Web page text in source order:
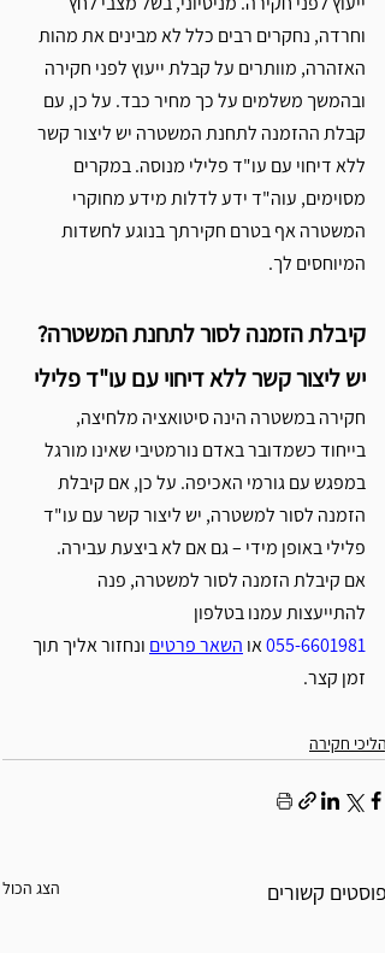
וחרדה, נחקרים רבים כלל לא מבינים את מהות
האזהרה, מוותרים על קבלת ייעוץ לפני חקירה
ובהמשך משלמים על כך מחיר כבד. על כן, עם
קבלת ההזמנה לתחנת המשטרה יש ליצור קשר
ללא דיחוי עם עו"ד פלילי מנוסה. במקרים
מסוימים, עוה"ד ידע לדלות מידע מחוקרי
המשטרה אף בטרם חקירתך בנוגע לחשדות
המיוחסים לך.
קיבלת הזמנה לסור לתחנת המשטרה?
יש ליצור קשר ללא דיחוי עם עו"ד פלילי
חקירה במשטרה הינה סיטואציה מלחיצה,
בייחוד כשמדובר באדם נורמטיבי שאינו מורגל
במפגש עם גורמי האכיפה. על כן, אם קיבלת
הזמנה לסור למשטרה, יש ליצור קשר עם עו"ד
פלילי באופן מידי – גם אם לא ביצעת עבירה.
אם קיבלת הזמנה לסור למשטרה, פנה
להתייעצות עמנו בטלפון
055-6601981 או השאר פרטים ונחזור אליך תוך
זמן קצר.
הליכי חקירה
פוסטים קשורים הצג הכול